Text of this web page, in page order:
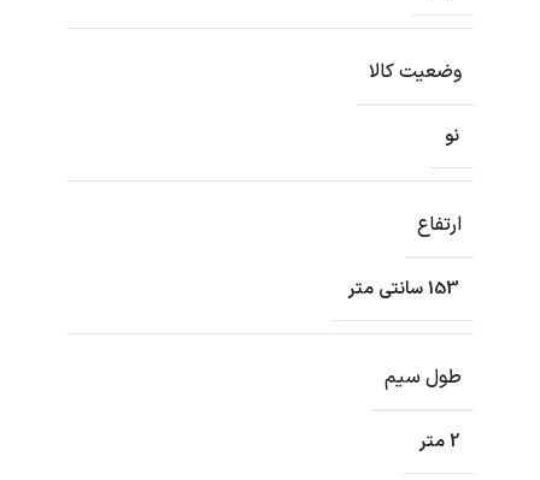
وضعیت کالا
نو
ارتفاع
153 سانتی متر
طول سیم
2 متر